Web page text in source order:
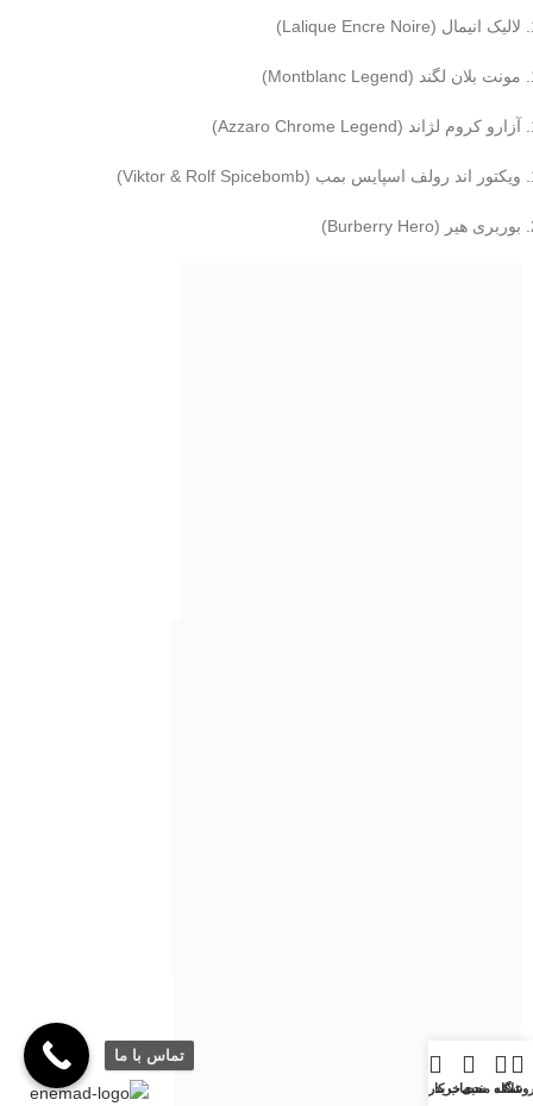
لالیک انیمال (Lalique Encre Noire)
مونت بلان لگند (Montblanc Legend)
آزارو کروم لژاند (Azzaro Chrome Legend)
ویکتور اند رولف اسپایس بمب (Viktor & Rolf Spicebomb)
بوربری هیر (Burberry Hero)
علاقه مندیسبد خرید
حساب کاربری من
تماس با ما